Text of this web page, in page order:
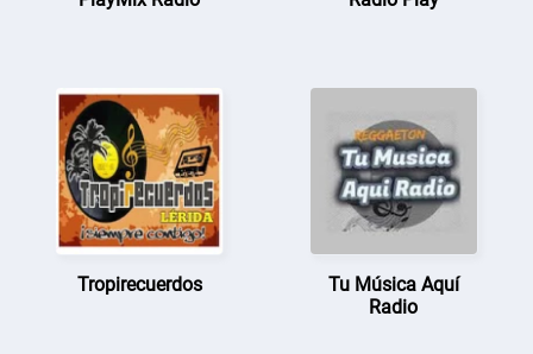
Tropirecuerdos
Tu Música Aquí
Radio